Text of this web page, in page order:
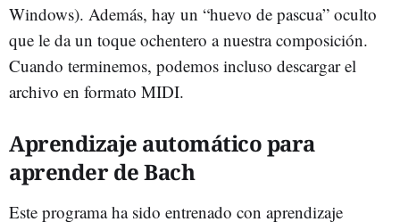
Windows). Además, hay un “huevo de pascua” oculto
que le da un toque ochentero a nuestra composición.
Cuando terminemos, podemos incluso descargar el
archivo en formato MIDI.
Aprendizaje automático para
aprender de Bach
Este programa ha sido entrenado con aprendizaje